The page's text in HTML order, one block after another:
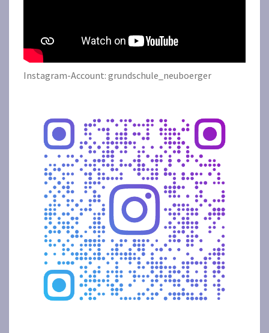
Instagram-Account: grundschule_neuboerger